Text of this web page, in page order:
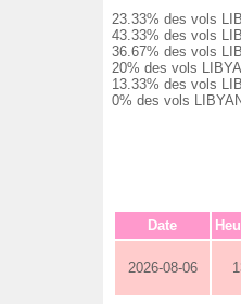
23.33% des vols
43.33% des vols
36.67% des vols
20% des vols
13.33% des vols
0% des vols
Date
2026-08-06